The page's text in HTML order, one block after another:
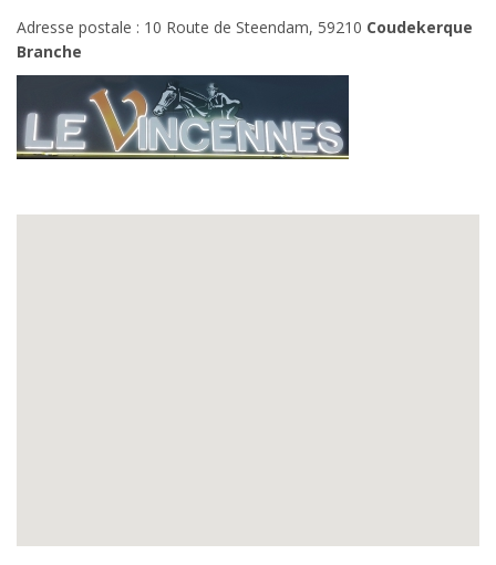
Adresse postale : 10 Route de Steendam, 59210 Coudekerque
Branche